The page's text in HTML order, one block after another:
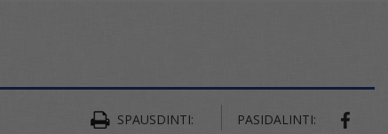
SPAUSDINTI: PASIDALINTI: